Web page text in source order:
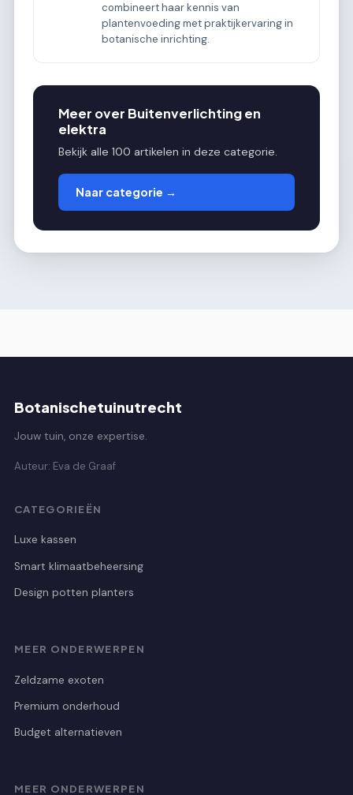
combineert haar kennis van
plantenvoeding met praktijkervaring in
botanische inrichting.
Meer over Buitenverlichting en
elektra
Bekijk alle 100 artikelen in deze categorie.
Naar categorie →
Botanischetuinutrecht
Jouw tuin, onze expertise.
Auteur: Eva de Graaf
CATEGORIEËN
Luxe kassen
Smart klimaatbeheersing
Design potten planters
MEER ONDERWERPEN
Zeldzame exoten
Premium onderhoud
Budget alternatieven
MEER ONDERWERPEN